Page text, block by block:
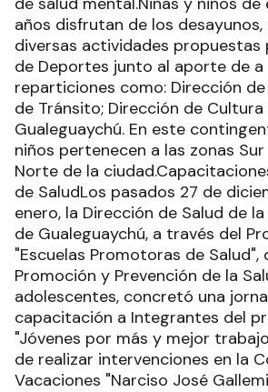
años disfrutan de los
diversas actividades propuestas
de Deportes junto al aporte de
reparticiones como: Dirección de
de Tránsito; Dirección de
Gualeguaychú. En este
niños pertenecen a las zonas
Norte de la
de SaludLos pasados 27 de
enero, la Dirección de Salud de
de Gualeguaychú, a través del
"Escuelas Promotoras de Salud",
Promoción y Prevención de la
adolescentes, concretó una
capacitación a Integrantes del
"Jóvenes por más y mejor
de realizar intervenciones en la
Vacaciones "Narciso José